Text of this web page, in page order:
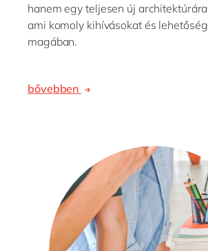
hanem egy teljesen új
ami komoly kihívásokat és
magában.
bővebben